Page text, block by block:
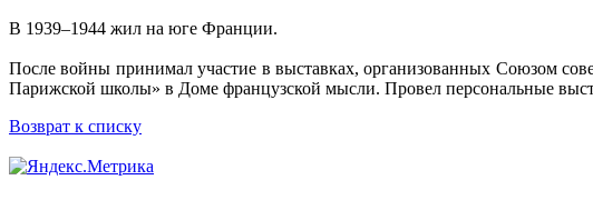
В 1939–1944 жил на юге Франции.
После войны принимал участие в выставках, организованных Союзом
Парижской школы» в Доме французской мысли. Провел персональные
Возврат к списку